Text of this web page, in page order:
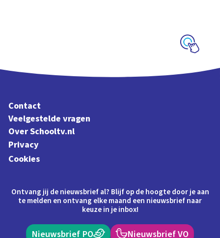
Contact
Veelgestelde vragen
Over Schooltv.nl
Privacy
Cookies
Ontvang jij de nieuwsbrief al? Blijf op de hoogte door je aan
te melden en ontvang elke maand een nieuwsbrief naar
keuze in je inbox!
Nieuwsbrief PO Nieuwsbrief VO